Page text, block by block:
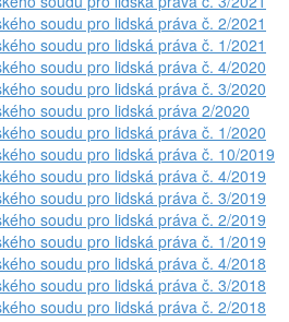
soudu pro lidská práva č. 2/2021
soudu pro lidská práva č. 1/2021
soudu pro lidská práva č. 4/2020
soudu pro lidská práva č. 3/2020
soudu pro lidská práva 2/2020
soudu pro lidská práva č. 1/2020
soudu pro lidská práva č. 10/2019
soudu pro lidská práva č. 4/2019
soudu pro lidská práva č. 3/2019
soudu pro lidská práva č. 2/2019
soudu pro lidská práva č. 1/2019
soudu pro lidská práva č. 4/2018
soudu pro lidská práva č. 3/2018
soudu pro lidská práva č. 2/2018